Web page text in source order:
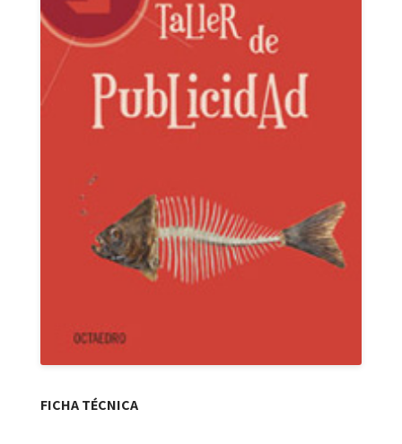
FICHA TÉCNICA